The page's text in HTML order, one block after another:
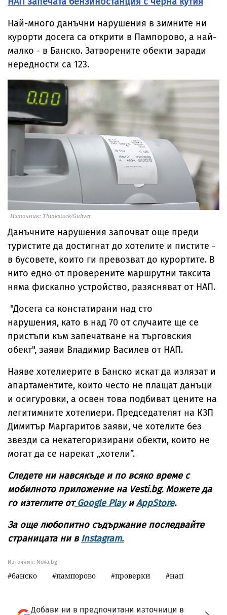
Най-много данъчни нарушения в зимните ни
курорти досега са открити в Пампорово, а най-
малко - в Банско. Затворените обекти заради
нередности са 123.
Източник: Thinkstock/Guliver
Данъчните нарушения започват още преди
туристите да достигнат до хотелите и пистите -
в бусовете, които ги превозват до курортите. В
нито едно от проверените маршрутни таксита
няма фискално устройство, разясняват от НАП.
"Досега са констатирани над сто
нарушения, като в над 70 от случаите ще се
пристъпи към запечатване на търговския
обект", заяви Владимир Василев от НАП.
Наяве хотелиерите в Банско искат да излязат и
апартаментите, които често не плащат данъци
и осигуровки, а освен това подбиват цените на
легитимните хотелиери. Председателят на КЗП
Димитър Маргаритов заяви, че хотелите без
звезди са некатегоризирани обекти, които не
могат да се нарекат „хотели”.
Следете ни навсякъде и по всяко време с
мобилното приложение на Vesti.bg. Можете да
го изтеглите от Google PlayиAppStore.
За още любопитно съдържание последвайте
страницата ни в Instagram.
Източник: Nova.bg
банско пампорово проверки нап
Добави ни в предпочитани източници в